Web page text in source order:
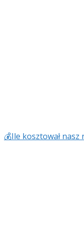
💰Ile kosztował